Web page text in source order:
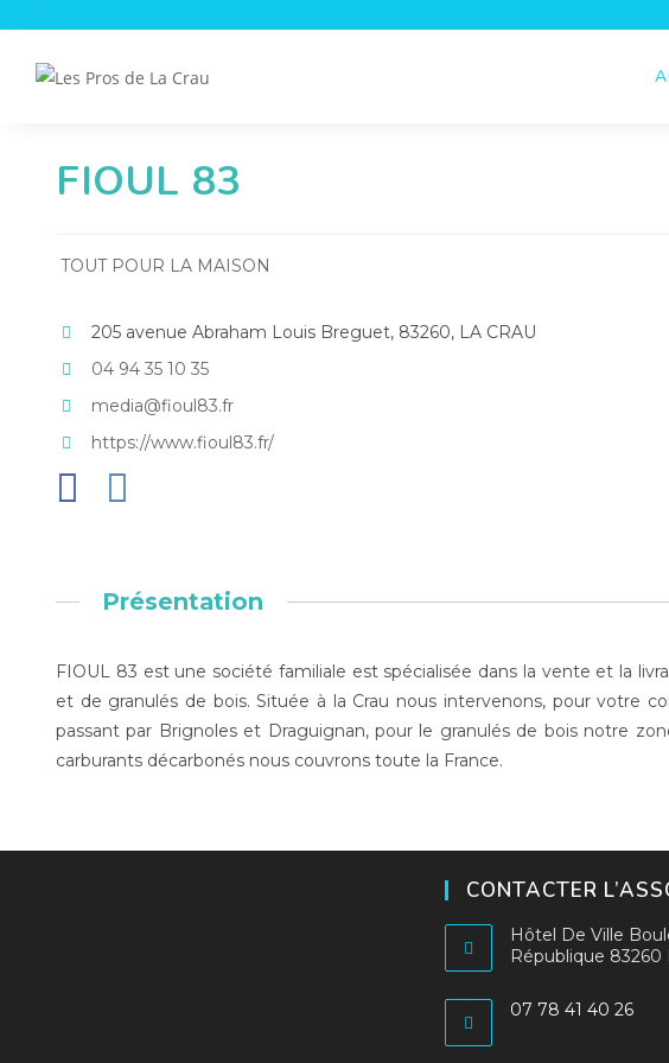
content
FIOUL 83
TOUT POUR LA MAISON
205 avenue Abraham Louis Breguet, 83260, LA CRAU
04 94 35 10 35
media@fioul83.fr
https://www.fioul83.fr/
Présentation
FIOUL 83 est une société familiale est spécialisée dans la vente et la
et de granulés de bois. Située à la Crau nous intervenons, pour votre
passant par Brignoles et Draguignan, pour le granulés de bois notre
carburants décarbonés nous couvrons toute la France.
CONTACTER
Hôtel De Ville
République 83260
07 78 41 40 26